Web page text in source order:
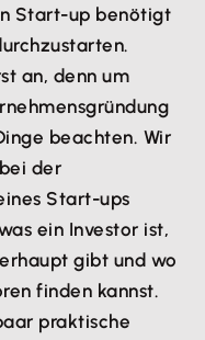
Start-up benötigt
an, denn um
beachten. Wir
der
Start-ups
ein Investor ist,
gibt und wo
finden kannst.
praktische